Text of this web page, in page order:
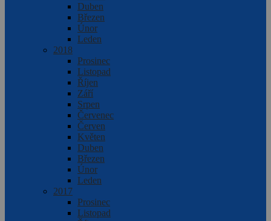
Duben
Březen
Únor
Leden
2018
Prosinec
Listopad
Říjen
Září
Srpen
Červenec
Červen
Květen
Duben
Březen
Únor
Leden
2017
Prosinec
Listopad